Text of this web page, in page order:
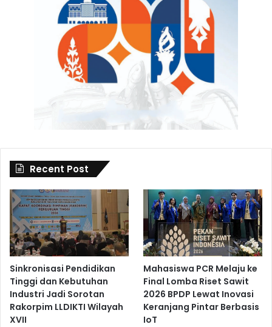
Recent Post
Sinkronisasi Pendidikan
Tinggi dan Kebutuhan
Industri Jadi Sorotan
Rakorpim LLDIKTI Wilayah
XVII
Mahasiswa PCR Melaju ke
Final Lomba Riset Sawit
2026 BPDP Lewat Inovasi
Keranjang Pintar Berbasis
IoT